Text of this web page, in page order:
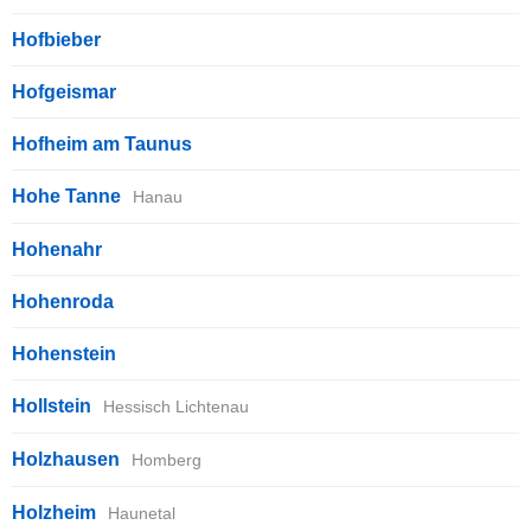
Hofbieber
Hofgeismar
Hofheim am Taunus
Hohe Tanne Hanau
Hohenahr
Hohenroda
Hohenstein
Hollstein Hessisch Lichtenau
Holzhausen Homberg
Holzheim Haunetal